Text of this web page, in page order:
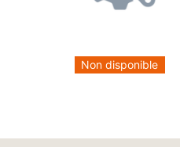
Non disponible